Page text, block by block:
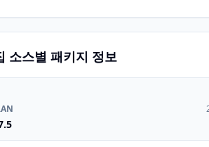
소스별 패키지 정보